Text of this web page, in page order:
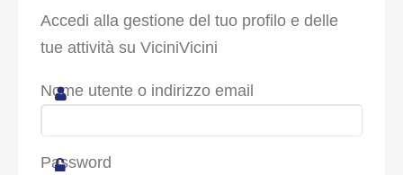
Accedi alla gestione del tuo profilo e delle
tue attività su ViciniVicini
Nome utente o indirizzo email
Password